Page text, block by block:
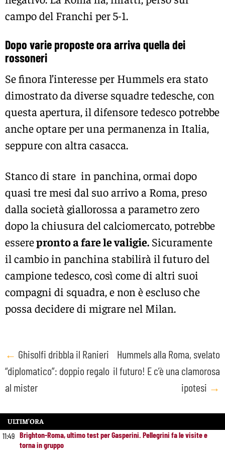
campo del Franchi per 5-1.
Dopo varie proposte ora arriva quella dei
rossoneri
Se finora l’interesse per Hummels era stato
dimostrato da diverse squadre tedesche, con
questa apertura, il difensore tedesco potrebbe
anche optare per una permanenza in Italia,
seppure con altra casacca.
Stanco di stare in panchina, ormai dopo
quasi tre mesi dal suo arrivo a Roma, preso
dalla società giallorossa a parametro zero
dopo la chiusura del calciomercato, potrebbe
esserepronto a fare le valigie. Sicuramente
il cambio in panchina stabilirà il futuro del
campione tedesco, così come di altri suoi
compagni di squadra, e non è escluso che
possa decidere di migrare nel Milan.
Post
navigation
← Ghisolfi dribbla il Ranieri
“diplomatico”: doppio regalo
al mister
Hummels alla Roma, svelato
il futuro! E c’è una clamorosa
ipotesi →
ULTIM’ORA
11:49 Brighton-Roma, ultimo test per Gasperini. Pellegrini fa le visite e
torna in gruppo